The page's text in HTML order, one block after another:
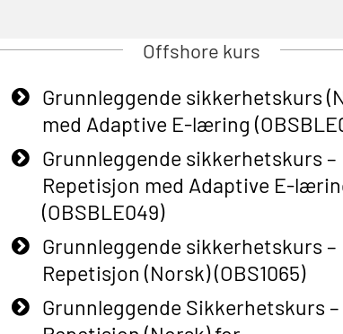
Offshore kurs
Grunnleggende sikkerhetskurs
med Adaptive E-læring
Grunnleggende sikkerhetskurs –
Repetisjon med Adaptive E-
(OBSBLE049)
Grunnleggende sikkerhetskurs –
Repetisjon (Norsk) (OBS1065)
Grunnleggende Sikkerhetskurs –